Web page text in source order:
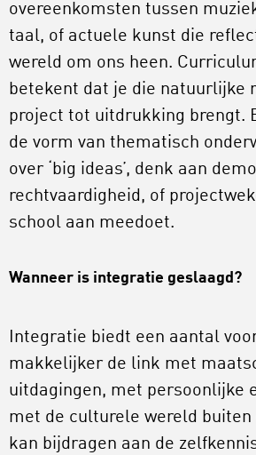
overeenkomsten tussen
taal, of actuele kunst die
wereld om ons heen.
betekent dat je die natuurlijke
project tot uitdrukking brengt.
de vorm van thematisch
over ‘big ideas’, denk aan
rechtvaardigheid, of
school aan meedoet.
Wanneer is integratie geslaagd?
Integratie biedt een aantal
makkelijker de link met
uitdagingen, met persoonlijke
met de culturele wereld buiten
kan bijdragen aan de